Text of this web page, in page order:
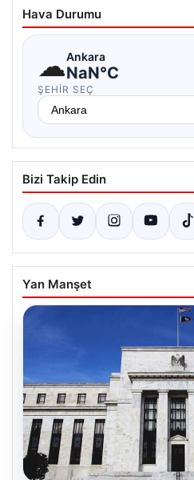
Hava Durumu
☁Ankara
NaN°C
ŞEHIR SEÇ
Bizi Takip Edin
Yan Manşet